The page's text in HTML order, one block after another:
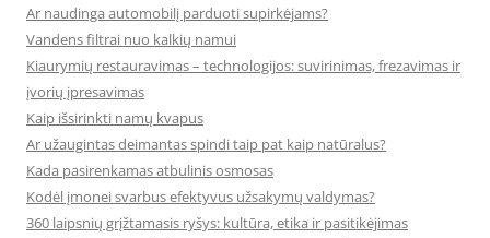
Ar naudinga automobilį parduoti supirkėjams?
Vandens filtrai nuo kalkių namui
Kiaurymių restauravimas – technologijos: suvirinimas, frezavimas ir
įvorių įpresavimas
Kaip išsirinkti namų kvapus
Ar užaugintas deimantas spindi taip pat kaip natūralus?
Kada pasirenkamas atbulinis osmosas
Kodėl įmonei svarbus efektyvus užsakymų valdymas?
360 laipsnių grįžtamasis ryšys: kultūra, etika ir pasitikėjimas